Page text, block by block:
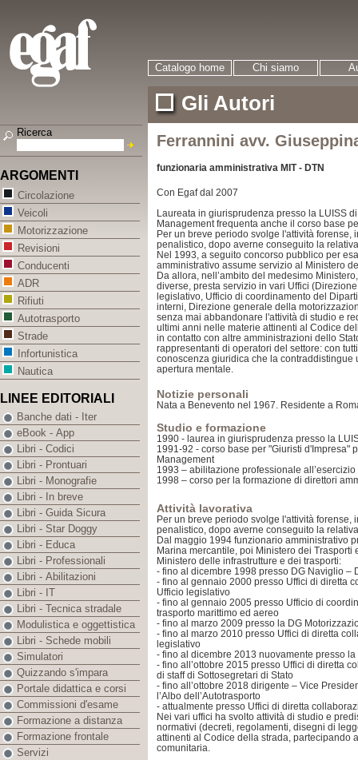
Catalogo home Chi siamo
Gli Autori
Ferrannini avv.
funzionaria amministrativa MIT - DTN
Con Egaf dal 2007
Laureata in giurisprudenza presso la LUISS
Managementfrequenta anche il corso base
Per un breve periodo svolge l'attività forense,
penalistico, dopo averne conseguito la
Nel 1993, a seguito concorso pubblico per
amministrativo assume servizio al Ministero
Da allora, nell’ambito del medesimo
diverse, presta servizio in vari Uffici
legislativo, Ufficio di coordinamento del
interni, Direzione generale della
senza mai abbandonare l'attività di studio e
ultimi anni nelle materie attinenti al Codice
in contatto con altre amministrazioni dello
rappresentanti di operatori del settore: con
conoscenza giuridica che la contraddistingue
apertura mentale.
Notizie personali
Nata a Benevento nel 1967. Residente a
Studio e formazione
1990 - laurea in giurisprudenza presso la
1991-92 - corso base per "Giuristi d'Impresa"
Management
1993 – abilitazione professionale
1998 – corso per la formazione di direttori
Attività lavorativa
Per un breve periodo svolge l'attività forense,
penalistico, dopo averne conseguito la
Dal maggio 1994 funzionario amministrativo
Marina mercantile, poi Ministero dei
Ministero delle infrastrutture e dei trasporti:
- fino al dicembre 1998 presso DG Naviglio –
- fino al gennaio 2000 presso Uffici di diretta
Ufficio legislativo
- fino al gennaio 2005 presso Ufficio di
trasporto marittimo ed aereo
- fino al marzo 2009 presso la DG
- fino al marzo 2010 presso Uffici di diretta
legislativo
- fino al dicembre 2013 nuovamente presso
- fino all’ottobre 2015 presso Uffici di diretta
di staff di Sottosegretari di Stato
- fino all’ottobre 2018 dirigente – Vice
l’Albo dell’Autotrasporto
- attualmente presso Uffici di diretta
Nei vari uffici ha svolto attività di studio e
normativi (decreti, regolamenti, disegni di
attinenti al Codice della strada, partecipando
comunitaria.
Ricerca
ARGOMENTI
Circolazione
Veicoli
Motorizzazione
Revisioni
Conducenti
ADR
Rifiuti
Autotrasporto
Strade
Infortunistica
Nautica
LINEE EDITORIALI
Banche dati - Iter
eBook - App
Libri - Codici
Libri - Prontuari
Libri - Monografie
Libri - In breve
Libri - Guida Sicura
Libri - Star Doggy
Libri - Educa
Libri - Professionali
Libri - Abilitazioni
Libri - IT
Libri - Tecnica stradale
Modulistica e oggettistica
Libri - Schede mobili
Simulatori
Quizzando s'impara
Portale didattica e corsi
Commissioni d'esame
Formazione a distanza
Formazione frontale
Servizi